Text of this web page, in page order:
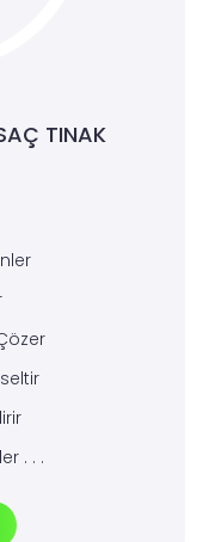
TINAK
. . .